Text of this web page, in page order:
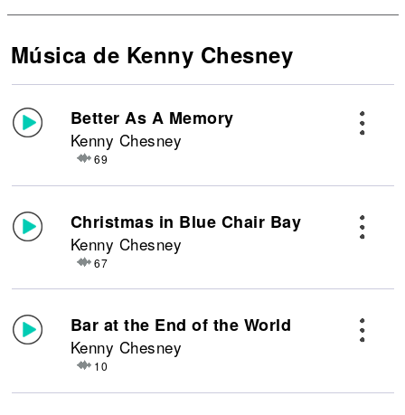
Música de Kenny Chesney
Better As A Memory
Kenny Chesney
69
Christmas in Blue Chair Bay
Kenny Chesney
67
Bar at the End of the World
Kenny Chesney
10